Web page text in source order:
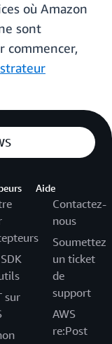
où Amazon
sont
commencer,
sur
Aide
Contactez-
nous
Soumettez
un ticket
de
support
AWS
re:Post